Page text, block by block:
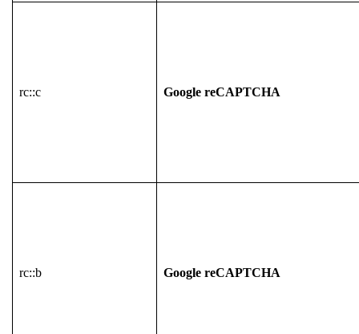
rc::c Google reCAPTCHA
rc::b Google reCAPTCHA